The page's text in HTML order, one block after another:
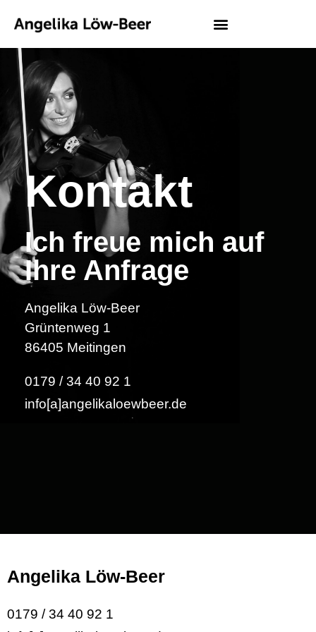
Kontakt
Ich freue mich auf
Ihre Anfrage
Angelika Löw-Beer
Grüntenweg 1
86405 Meitingen
0179 / 34 40 92 1
info[a]angelikaloewbeer.de
Angelika Löw-Beer
0179 / 34 40 92 1